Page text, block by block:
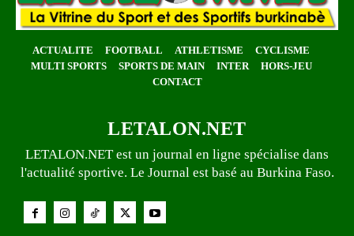
ACTUALITE FOOTBALL ATHLETISME
CYCLISME
MULTI SPORTS
SPORTS DE MAIN INTER
HORS-JEU
CONTACT
LETALON.NET
LETALON.NET est un journal en ligne spécialise dans
l'actualité sportive. Le Journal est basé au Burkina Faso.